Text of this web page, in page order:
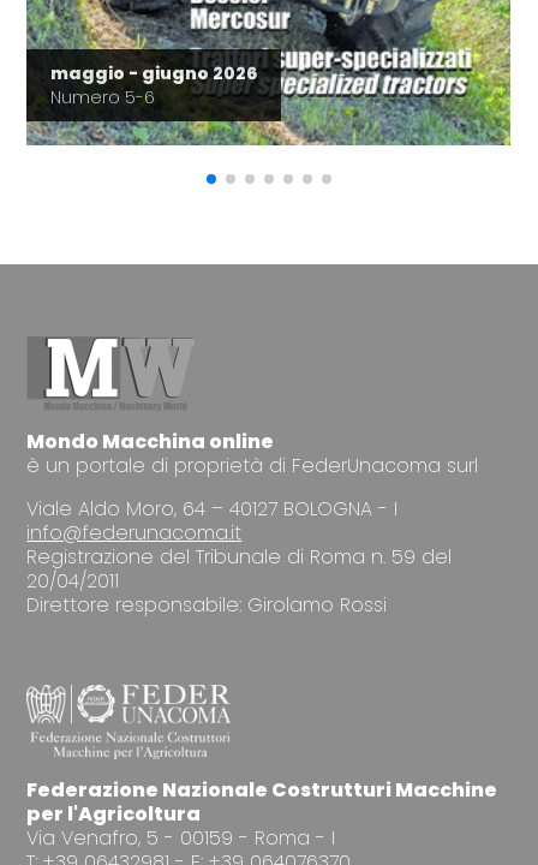
maggio - giugno 2026
Numero 5-6
Mondo Macchina online
è un portale di proprietà di FederUnacoma surl
Viale Aldo Moro, 64 – 40127 BOLOGNA - I
info@federunacoma.it
Registrazione del Tribunale di Roma n. 59 del
20/04/2011
Direttore responsabile: Girolamo Rossi
Federazione Nazionale Costrutturi Macchine
per l'Agricoltura
Via Venafro, 5 - 00159 - Roma - I